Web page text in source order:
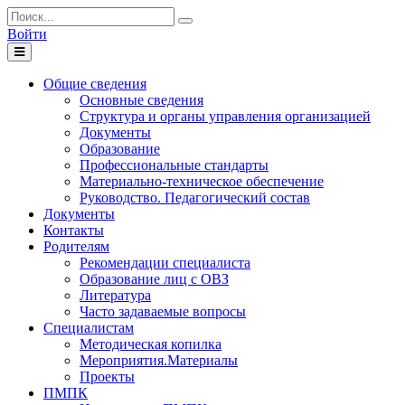
Войти
Toggle
navigation
Общие сведения
Основные сведения
Структура и органы управления организацией
Документы
Образование
Профессиональные стандарты
Материально-техническое обеспечение
Руководство. Педагогический состав
Документы
Контакты
Родителям
Рекомендации специалиста
Образование лиц с ОВЗ
Литература
Часто задаваемые вопросы
Специалистам
Методическая копилка
Мероприятия.Материалы
Проекты
ПМПК